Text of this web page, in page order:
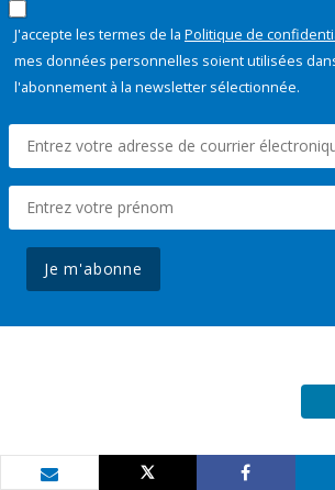
J'accepte les termes de la Politique de
mes données personnelles soient utilisées
l'abonnement à la newsletter sélectionnée.
Je m'abonne